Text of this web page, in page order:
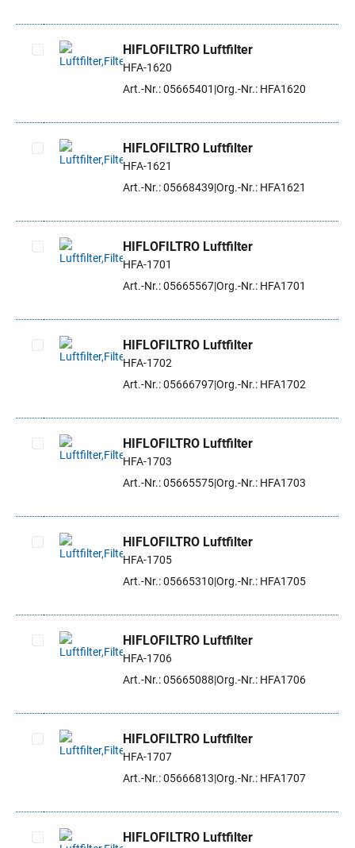
Artikel auswählen
HIFLOFILTRO Luftfilter
HFA-1620
Art.-Nr.: 05665401 Org.-Nr.: HFA1620
Artikel auswählen
HIFLOFILTRO Luftfilter
HFA-1621
Art.-Nr.: 05668439 Org.-Nr.: HFA1621
Artikel auswählen
HIFLOFILTRO Luftfilter
HFA-1701
Art.-Nr.: 05665567Org.-Nr.: HFA1701
Artikel auswählen
HIFLOFILTRO Luftfilter
HFA-1702
Art.-Nr.: 05666797Org.-Nr.: HFA1702
Artikel auswählen
HIFLOFILTRO Luftfilter
HFA-1703
Art.-Nr.: 05665575Org.-Nr.: HFA1703
Artikel auswählen
HIFLOFILTRO Luftfilter
HFA-1705
Art.-Nr.: 05665310 Org.-Nr.: HFA1705
Artikel auswählen
HIFLOFILTRO Luftfilter
HFA-1706
Art.-Nr.: 05665088 Org.-Nr.: HFA1706
Artikel auswählen
HIFLOFILTRO Luftfilter
HFA-1707
Art.-Nr.: 05666813 Org.-Nr.: HFA1707
HIFLOFILTRO Luftfilter